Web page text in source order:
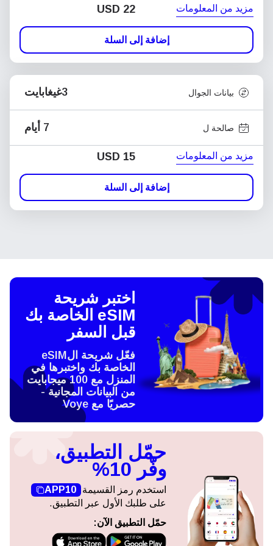
مزيد من المعلومات USD 22
إضافة إلى السلة
بيانات الجوال 3غيغابايت
صالحة ل 7 أيام
مزيد من المعلومات USD 15
إضافة إلى السلة
اختبر شريحة
eSIM الخاصة بك
قبل السفر
فعّل شريحة الeSIM
الخاصة بك واختبرها في
المنزل مع 100 ميجابايت
من البيانات المجانية -
حصريًا مع Voye
حمّل التطبيق،
وفّر 10%
استخدم رمز القسيمة
APP10
على طلبك الأول عبر التطبيق.
حمّل التطبيق الآن: